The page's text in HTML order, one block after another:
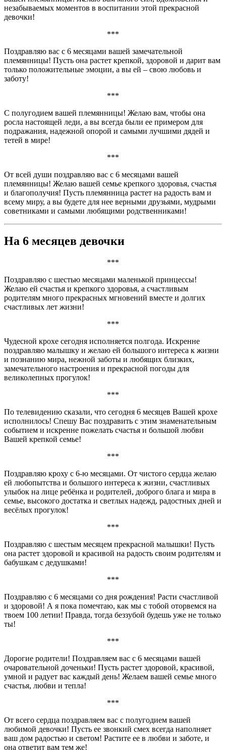
незабываемых моментов в воспитании этой прекрасной
девочки!
***
Поздравляю вас с 6 месяцами вашей замечательной
племянницы! Пусть она растет крепкой, здоровой и дарит вам
только положительные эмоции, а вы ей – свою любовь и
заботу!
***
С полугодием вашей племянницы! Желаю вам, чтобы она
росла настоящей леди, а вы всегда были ее примером для
подражания, надежной опорой и самыми лучшими дядей и
тетей в мире!
***
От всей души поздравляю вас с 6 месяцами вашей
племянницы! Желаю вашей семье крепкого здоровья, счастья
и благополучия! Пусть племянница растет на радость вам и
всему миру, а вы будете для нее верными друзьями, мудрыми
советниками и самыми любящими родственниками!
На 6 месяцев девочки
***
Поздравляю с шестью месяцами маленькой принцессы!
Желаю ей счастья и крепкого здоровья, а счастливым
родителям много прекрасных мгновений вместе и долгих
счастливых лет жизни!
***
Чудесной крохе сегодня исполняется полгода. Искренне
поздравляю малышку и желаю ей большого интереса к жизни
и познанию мира, нежной заботы и любящих близких,
замечательного настроения и прекрасной погоды для
великолепных прогулок!
***
По телевидению сказали, что сегодня 6 месяцев Вашей крохе
исполнилось! Спешу Вас поздравить с этим знаменательным
событием и искренне пожелать счастья и большой любви
Вашей крепкой семье!
***
Поздравляю кроху с 6-ю месяцами. От чистого сердца желаю
ей любопытства и большого интереса к жизни, счастливых
улыбок на лице ребёнка и родителей, доброго блага и мира в
семье, высокого достатка и светлых надежд, радостных дней и
весёлых прогулок!
***
Поздравляю с шестым месяцем прекрасной малышки! Пусть
она растет здоровой и красивой на радость своим родителям и
бабушкам с дедушками!
***
Поздравляю с 6 месяцами со дня рождения! Расти счастливой
и здоровой! А я пока помечтаю, как мы с тобой оторвемся на
твоем 100 летии! Правда, тогда беззубой будешь уже не только
ты!
***
Дорогие родители! Поздравляем вас с 6 месяцами вашей
очаровательной доченьки! Пусть растет здоровой, красивой,
умной и радует вас каждый день! Желаем вашей семье много
счастья, любви и тепла!
***
От всего сердца поздравляем вас с полугодием вашей
любимой девочки! Пусть ее звонкий смех всегда наполняет
ваш дом радостью и светом! Растите ее в любви и заботе, и
она ответит вам тем же!